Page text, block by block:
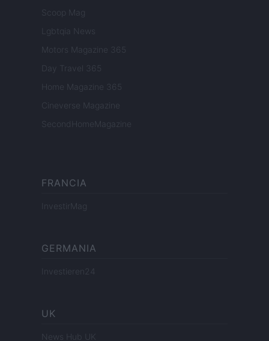
Scoop Mag
Lgbtqia News
Motors Magazine 365
Day Travel 365
Home Magazine 365
Cineverse Magazine
SecondHomeMagazine
FRANCIA
InvestirMag
GERMANIA
Investieren24
UK
News Hub UK